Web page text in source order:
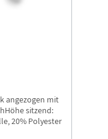
angezogen mit
sitzend:
20% Polyester